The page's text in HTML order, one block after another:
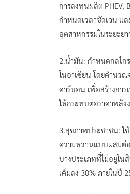
การลงทุนผลิต PHEV,
กำหนดเวลาชัดเจน แ
อุตสาหกรรมในระยะยา
2.น้ำมัน: กำหนดกลไก
ในอาเซียน โดยคำนว
คาร์บอน เพื่อสร้างกา
ให้กระทบต่อราคาพลัง
3.สุขภาพประชาชน: ใ
ความหวานแบบผสมต่อ
บางประเภทที่ไม่อยู่ใน
เค็มลง 30% ภายในปี